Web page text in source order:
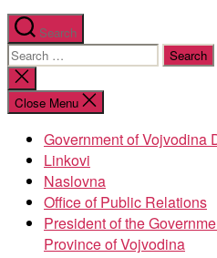
Search
Search
for:
Close
search
Close Menu
Government of Vojvodina
Linkovi
Naslovna
Office of Public Relations
President of the
Province of Vojvodina